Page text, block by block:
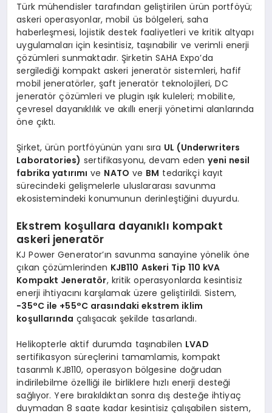
Türk mühendisler tarafından geliştirilen ürün portföyü;
askeri operasyonlar, mobil üs bölgeleri, saha
haberleşmesi, lojistik destek faaliyetleri ve kritik altyapı
uygulamaları için kesintisiz, taşınabilir ve verimli enerji
çözümleri sunmaktadır. Şirketin SAHA Expo’da
sergilediği kompakt askeri jeneratör sistemleri, hafif
mobil jeneratörler, şaft jeneratör teknolojileri, DC
jeneratör çözümleri ve plugin ışık kuleleri; mobilite,
çevresel dayanıklılık ve akıllı enerji yönetimi alanlarında
öne çıktı.
Şirket, ürün portföyünün yanı sıra UL (Underwriters
Laboratories) sertifikasyonu, devam edenyeni nesil
fabrika yatırımı ve NATO ve BM tedarikçi kayıt
sürecindeki gelişmelerle uluslararası savunma
ekosistemindeki konumunun derinleştiğini duyurdu.
Ekstrem koşullara dayanıklı kompakt
askeri jeneratör
KJ Power Generator’ın savunma sanayine yönelik öne
çıkan çözümlerinden KJB110 Askeri Tip 110 kVA
Kompakt Jeneratör, kritik operasyonlarda kesintisiz
enerji ihtiyacını karşılamak üzere geliştirildi. Sistem,
−35°C ile +55°C arasındaki ekstrem iklim
koşullarında çalışacak şekilde tasarlandı.
Helikopterle aktif durumda taşınabilen LVAD
sertifikasyon süreçlerini tamamlamis, kompakt
tasarımlı KJB110, operasyon bölgesine doğrudan
indirilebilme özelliği ile birliklere hızlı enerji desteği
sağlıyor. Yere bırakıldıktan sonra dış desteğe ihtiyaç
duymadan 8 saate kadar kesintisiz çalışabilen sistem,